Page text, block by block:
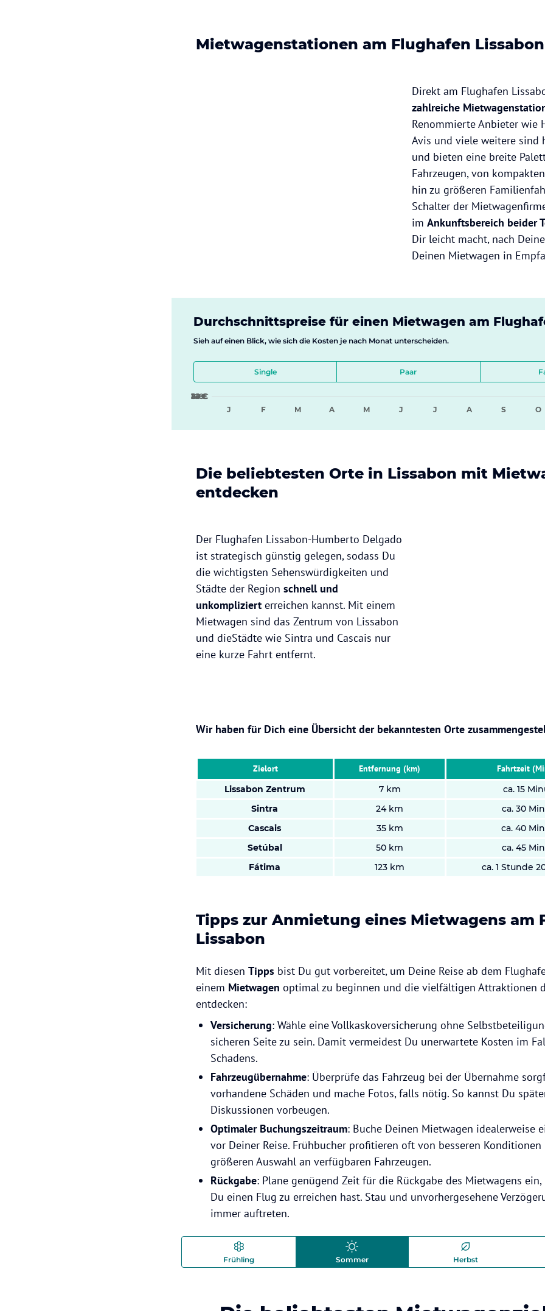
Mietwagenstationen am Flughafen Lissabon
Direkt am Flughafen
zahlreiche
Renommierte Anbieter wie
Avis und viele weitere sind
und bieten eine breite
Fahrzeugen, von
hin zu größeren
Schalter der
im Ankunftsbereich beider
Dir leicht macht, nach
Deinen Mietwagen in
Durchschnittspreise für einen Mietwagen am
Sieh auf einen Blick, wie sich die Kosten je nach Monat unterscheiden.
Single Paar
8 €
16 €
24 €
32 €
40 €
J
F M A M J J A S O
Die beliebtesten Orte in Lissabon mit
entdecken
Der Flughafen Lissabon-Humberto Delgado
ist strategisch günstig gelegen, sodass Du
die wichtigsten Sehenswürdigkeiten und
Städte der Region schnell und
unkompliziert erreichen kannst. Mit einem
Mietwagen sind das Zentrum von Lissabon
und dieStädte wie Sintra und Cascais nur
eine kurze Fahrt entfernt.
Wir haben für Dich eine Übersicht der bekanntesten Orte
Zielort Entfernung (km)
Fahrtzeit
Lissabon Zentrum
7 km
ca. 15
Sintra
24 km
ca. 30
Cascais
35 km
ca. 40
Setúbal
50 km
ca. 45
Fátima
123 km ca. 1 Stunde
Tipps zur Anmietung eines Mietwagens am
Lissabon
Mit diesen Tipps bist Du gut vorbereitet, um Deine Reise ab dem
einem Mietwagen optimal zu beginnen und die vielfältigen Attraktionen
entdecken:
Versicherung: Wähle eine Vollkaskoversicherung ohne
sicheren Seite zu sein. Damit vermeidest Du unerwartete Kosten im
Schadens.
Fahrzeugübernahme: Überprüfe das Fahrzeug bei der Übernahme
vorhandene Schäden und mache Fotos, falls nötig. So kannst Du
Diskussionen vorbeugen.
Optimaler Buchungszeitraum: Buche Deinen Mietwagen idealerweise
vor Deiner Reise. Frühbucher profitieren oft von besseren
größeren Auswahl an verfügbaren Fahrzeugen.
Rückgabe: Plane genügend Zeit für die Rückgabe des Mietwagens
Du einen Flug zu erreichen hast. Stau und unvorhergesehene
immer auftreten.
Frühling Sommer Herbst